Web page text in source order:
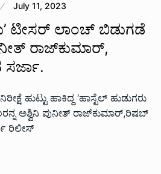
July 11, 2023
ಟೀಸರ್ ಲಾಂಚ್ ಬಿಡುಗಡೆ‌
ರಾಜ್‍ಕುಮಾರ್,
ಸರ್ಜಾ.
ಹುಟ್ಟು ಹಾಕಿದ್ದ ‘ಹಾಸ್ಟೆಲ್ ಹುಡುಗರು
ಅಶ್ವಿನಿ ಪುನೀತ್ ರಾಜ್‍ಕುಮಾರ್,ರಿಷಬ್
ರಿಲೀಸ್